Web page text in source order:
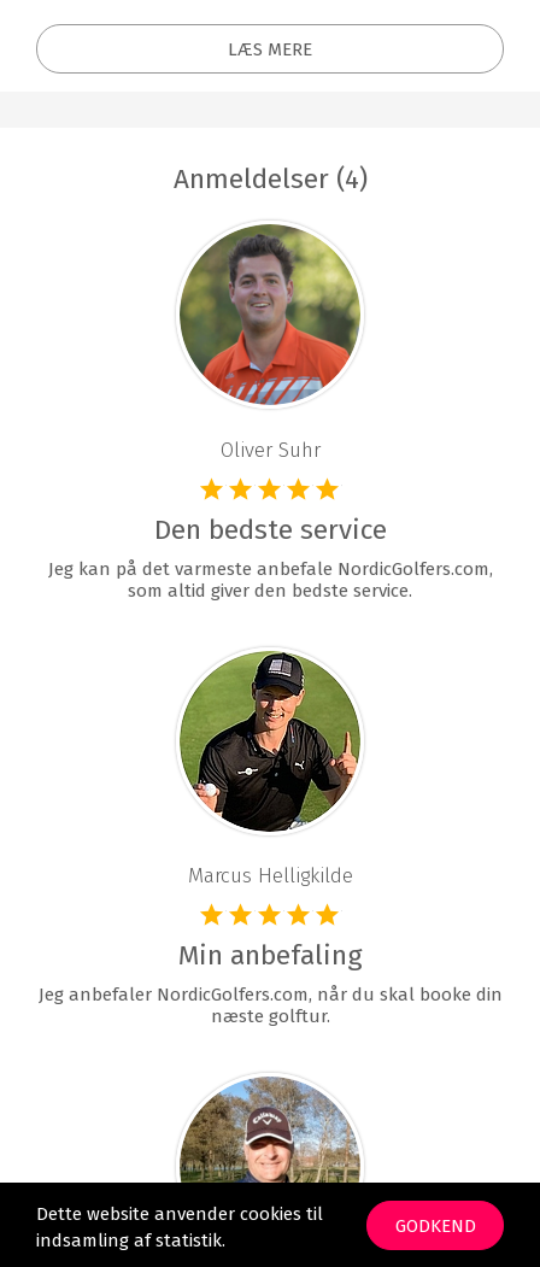
LÆS MERE
Anmeldelser (4)
Oliver Suhr
Den bedste service
Jeg kan på det varmeste anbefale NordicGolfers.com,
som altid giver den bedste service.
Marcus Helligkilde
Min anbefaling
Jeg anbefaler NordicGolfers.com, når du skal booke din
næste golftur.
Dette website anvender cookies til
indsamling af statistik.
GODKEND